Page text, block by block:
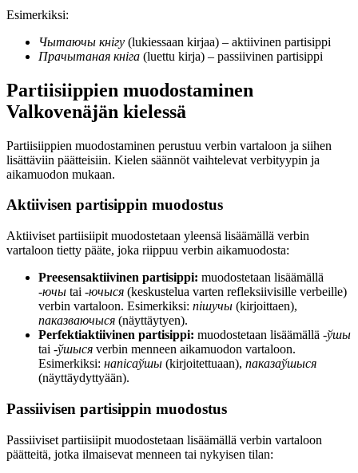
Esimerkiksi:
Чытаючы кнігу (lukiessaan kirjaa) – aktiivinen partisippi
Прачытаная кніга (luettu kirja) – passiivinen partisippi
Partiisiippien muodostaminen
Valkovenäjän kielessä
Partiisiippien muodostaminen perustuu verbin vartaloon ja siihen
lisättäviin päätteisiin. Kielen säännöt vaihtelevat verbityypin ja
aikamuodon mukaan.
Aktiivisen partisippin muodostus
Aktiiviset partiisiipit muodostetaan yleensä lisäämällä verbin
vartaloon tietty pääte, joka riippuu verbin aikamuodosta:
Preesensaktiivinen partisippi: muodostetaan lisäämällä
-ючы tai -ючыся (keskustelua varten refleksiivisille verbeille)
verbin vartaloon. Esimerkiksi: пішучы (kirjoittaen),
паказваючыся (näyttäytyen).
Perfektiaktiivinen partisippi: muodostetaan lisäämällä -ўшы
tai -ўшыся verbin menneen aikamuodon vartaloon.
Esimerkiksi: напісаўшы (kirjoitettuaan), паказаўшыся
(näyttäydyttyään).
Passiivisen partisippin muodostus
Passiiviset partiisiipit muodostetaan lisäämällä verbin vartaloon
päätteitä, jotka ilmaisevat menneen tai nykyisen tilan: